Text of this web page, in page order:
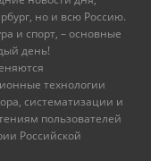
но и всю Россию.
и спорт, – основные
день!
технологии
систематизации и
пользователей
Российской